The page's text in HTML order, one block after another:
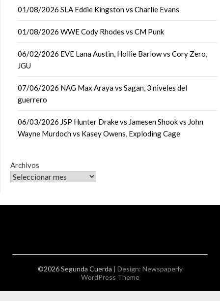
01/08/2026 SLA Eddie Kingston vs Charlie Evans
01/08/2026 WWE Cody Rhodes vs CM Punk
06/02/2026 EVE Lana Austin, Hollie Barlow vs Cory Zero,
JGU
07/06/2026 NAG Max Araya vs Sagan, 3 niveles del
guerrero
06/03/2026 JSP Hunter Drake vs Jamesen Shook vs John
Wayne Murdoch vs Kasey Owens, Exploding Cage
Archivos
©2026 Segunda Cuerda | Design: Newspaperly
WordPress Theme